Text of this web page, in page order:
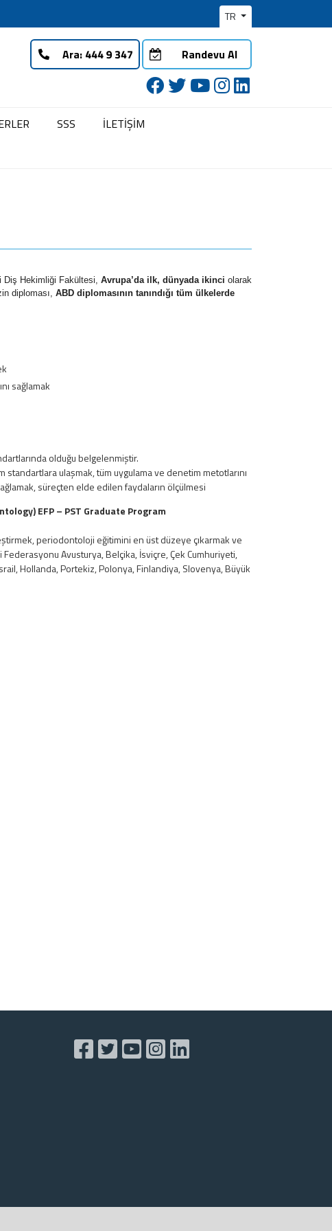
TR
Ara: Randevu Al
SSS
İLETİŞİM
Diş Hekimliği Fakültesi, Avrupa’da ilk, dünyada ikinci olarak
diploması, ABD diplomasının tanındığı tüm ülkelerde
sağlamak
olduğu belgelenmiştir.
ulaşmak, tüm uygulama ve denetim metotlarını
süreçten elde edilen faydaların ölçülmesi
EFP – PST Graduate Program
periodontoloji eğitimini en üst düzeye çıkarmak ve
Avusturya, Belçika, İsviçre, Çek Cumhuriyeti,
Hollanda, Portekiz, Polonya, Finlandiya, Slovenya, Büyük